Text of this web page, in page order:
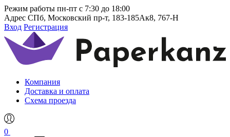
Режим работы пн-пт с 7:30 до 18:00
Адрес СПб, Московский пр-т, 183-185Ак8, 767-Н
Вход Регистрация
Компания
Доставка и оплата
Схема проезда
0